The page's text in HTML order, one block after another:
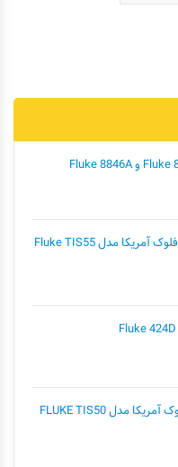
دوربین تصویربرداری حرارتی فلوک آمریکا مدل Fluke TIS55
دوربین حرارتی ،ترموویژن فلوک آمریکا مدل FLUKE TIS50